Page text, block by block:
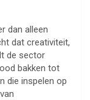
dan alleen
dat creativiteit,
de sector
bakken tot
die inspelen op